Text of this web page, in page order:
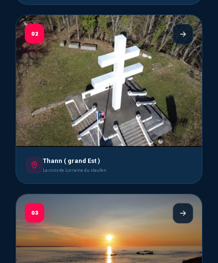
02
Thann ( grand Est )
La croix de Lorraine du staufen
03